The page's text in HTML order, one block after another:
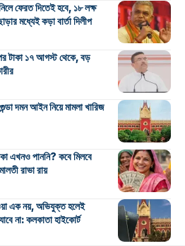
ফেরত দিতেই হবে, ১৮ লক্ষ
মধ্যেই কড়া বার্তা দিলীপ
টাকা ১৭ আগস্ট থেকে, বড়
দমন আইন নিয়ে মামলা খারিজ
এখনও পাননি? কবে মিলবে
রাভা রায়
এক নয়, অভিযুক্ত হলেই
না: কলকাতা হাইকোর্ট